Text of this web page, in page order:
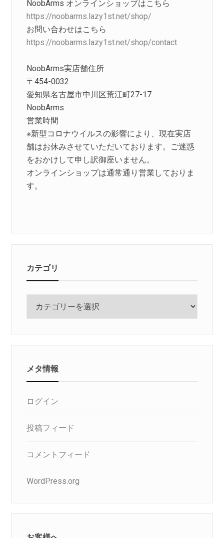
NoobArms オンラインショップはこちら
https://noobarms.lazy1st.net/shop/
お問い合わせはこちら
https://noobarms.lazy1st.net/shop/contact
NoobArms実店舗住所
〒454-0032
愛知県名古屋市中川区荒江町27-17
NoobArms
営業時間
※新型コロナウイルスの影響により、現在実店
舗はお休みさせていただいております。ご迷惑
をおかけして申し訳御座いません。
オンラインショップは通常通り営業しておりま
す。
カテゴリ
メタ情報
ログイン
投稿フィード
コメントフィード
WordPress.org